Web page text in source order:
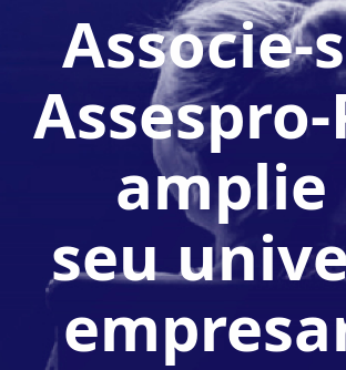
Associe-
Assespro-
amplie
seu